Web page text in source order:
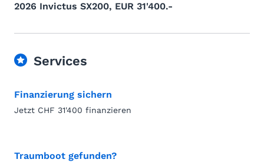
2026 Invictus SX200, EUR 31'400.-
Services
Finanzierung sichern
Jetzt CHF 31'400 finanzieren
Traumboot gefunden?